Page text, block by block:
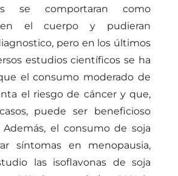
se comportaran como
en el cuerpo y pudieran
pero en los últimos
estudios científicos se ha
el consumo moderado de
el riesgo de cáncer y que,
puede ser beneficioso
Además, el consumo de soja
síntomas en menopausia,
las isoflavonas de soja